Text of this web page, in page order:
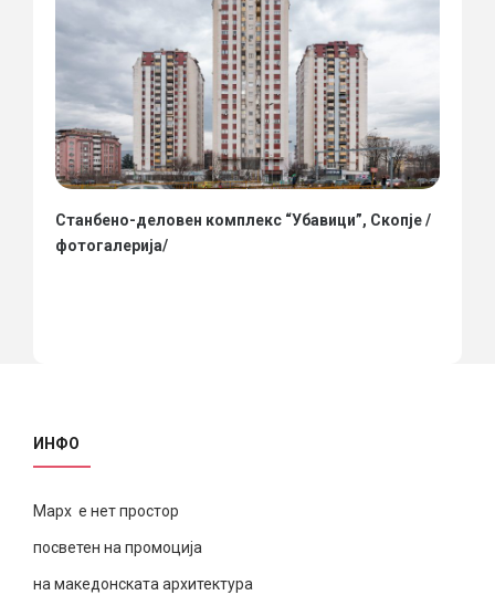
Станбено-деловен комплекс “Убавици”, Скопје /
фотогалерија/
ИНФО
Марх е нет простор
посветен на промоција
на македонската архитектура